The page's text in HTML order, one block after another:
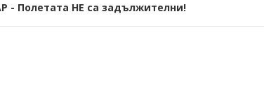
- Полетата НЕ са задължителни!